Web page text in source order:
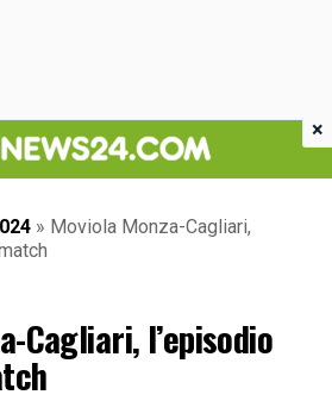
» Moviola Monza-Cagliari,
Cagliari, l’episodio
×